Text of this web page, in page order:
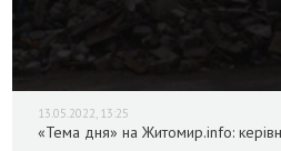
13.05.2022, 13:25
«Тема дня» на Житомир.info: